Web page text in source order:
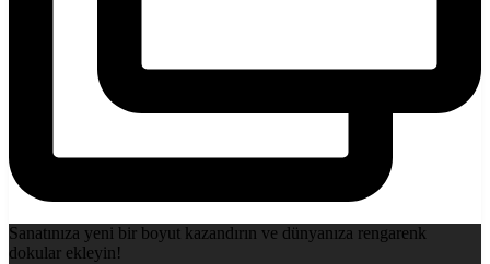
Sanatınıza yeni bir boyut kazandırın ve dünyanıza rengarenk
dokular ekleyin!